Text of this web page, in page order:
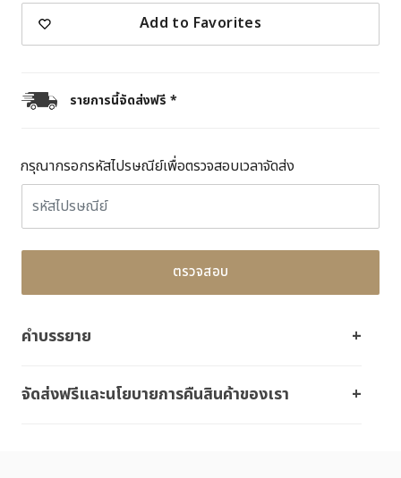
Add to Favorites
รายการนี้จัดส่งฟรี *
กรุณากรอกรหัสไปรษณีย์เพื่อตรวจสอบเวลาจัดส่ง
ตรวจสอบ
คำบรรยาย
จัดส่งฟรีและนโยบายการคืนสินค้าของเรา